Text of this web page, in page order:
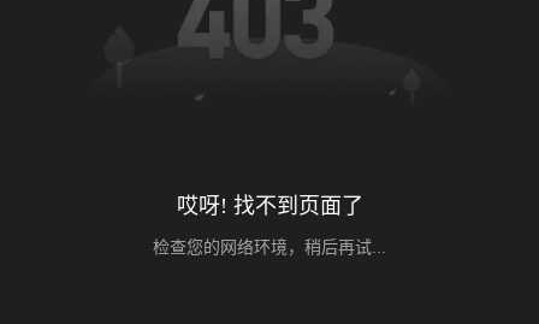
哎呀! 找不到页面了
检查您的网络环境，稍后再试...